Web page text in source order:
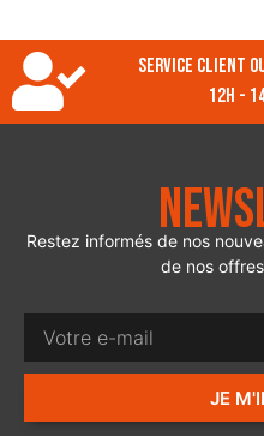
Service client
12h -
Restez informés de nos
de nos
JE